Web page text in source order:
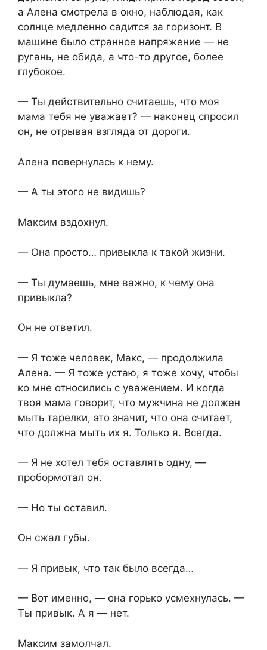
а Алена смотрела в окно, наблюдая, как
солнце медленно садится за горизонт. В
машине было странное напряжение — не
ругань, не обида, а что-то другое, более
глубокое.
— Ты действительно считаешь, что моя
мама тебя не уважает? — наконец спросил
он, не отрывая взгляда от дороги.
Алена повернулась к нему.
— А ты этого не видишь?
Максим вздохнул.
— Она просто… привыкла к такой жизни.
— Ты думаешь, мне важно, к чему она
привыкла?
Он не ответил.
— Я тоже человек, Макс, — продолжила
Алена. — Я тоже устаю, я тоже хочу, чтобы
ко мне относились с уважением. И когда
твоя мама говорит, что мужчина не должен
мыть тарелки, это значит, что она считает,
что должна мыть их я. Только я. Всегда.
— Я не хотел тебя оставлять одну, —
пробормотал он.
— Но ты оставил.
Он сжал губы.
— Я привык, что так было всегда…
— Вот именно, — она горько усмехнулась. —
Ты привык. А я — нет.
Максим замолчал.